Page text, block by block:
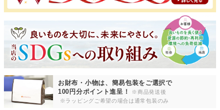
お財布・小物は、簡易包装をご選択で
100円分ポイント進呈！
※商品発送後
※ラッピングご希望の場合は通常包装のみ